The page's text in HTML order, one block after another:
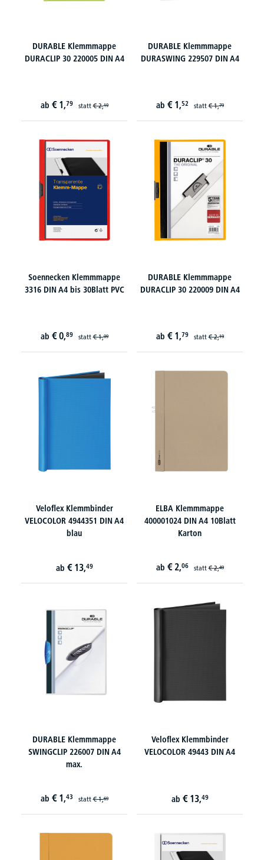
DURABLE Klemmmappe
DURACLIP 30 220005 DIN A4
ab € 1,79 statt€ 2,19
DURABLE Klemmmappe
DURASWING 229507 DIN A4
ab € 1,52 statt€ 1,79
Soennecken Klemmmappe
3316 DIN A4 bis 30Blatt PVC
ab € 0,89 statt€ 1,09
DURABLE Klemmmappe
DURACLIP 30 220009 DIN A4
ab € 1,79 statt€ 2,19
Veloflex Klemmbinder
VELOCOLOR 4944351 DIN A4
blau
ab € 13,49
ELBA Klemmmappe
400001024 DIN A4 10Blatt
Karton
ab € 2,06 statt€ 2,49
DURABLE Klemmmappe
SWINGCLIP 226007 DIN A4
max.
ab € 1,43 statt€ 1,69
Veloflex Klemmbinder
VELOCOLOR 49443 DIN A4
ab € 13,49